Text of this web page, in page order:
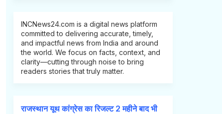
INCNews24.com is a digital news platform
committed to delivering accurate, timely,
and impactful news from India and around
the world. We focus on facts, context, and
clarity—cutting through noise to bring
readers stories that truly matter.
राजस्थान यूथ कांग्रेस का रिजल्ट 2 महीने बाद भी